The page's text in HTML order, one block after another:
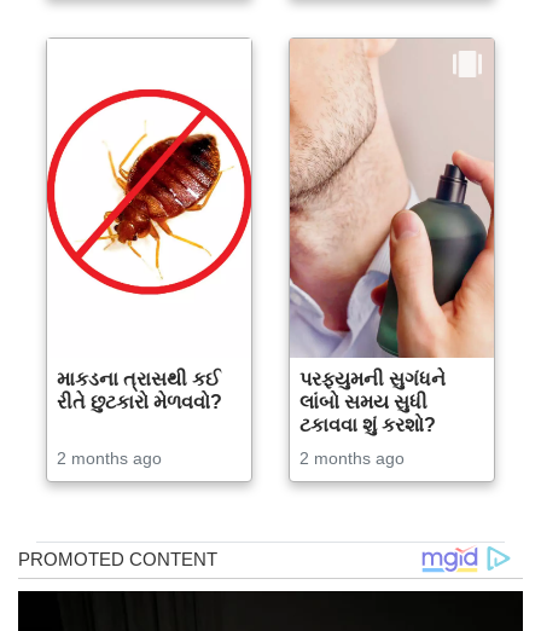
માકડના ત્રાસથી કઈ
રીતે છુટકારો મેળવવો?
2 months ago
પરફ્યુમની સુગંધને
લાંબો સમય સુધી
ટકાવવા શું કરશો?
2 months ago